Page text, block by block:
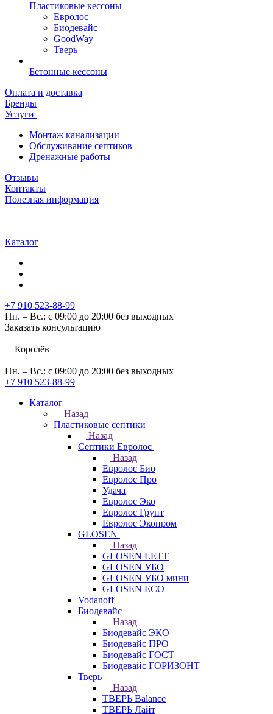
Пластиковые кессоны
Евролос
Биодевайс
GoodWay
Тверь
Бетонные кессоны
Оплата и доставка
Бренды
Услуги
Монтаж канализации
Обслуживание септиков
Дренажные работы
Отзывы
Контакты
Полезная информация
Каталог
+7 910 523-88-99
Пн. – Вс.: с 09:00 до 20:00 без выходных
Заказать консультацию
Королёв
Пн. – Вс.: с 09:00 до 20:00 без выходных
+7 910 523-88-99
Каталог
Назад
Пластиковые септики
Назад
Септики Евролос
Назад
Евролос Био
Евролос Про
Удача
Евролос Эко
Евролос Грунт
Евролос Экопром
GLOSEN
Назад
GLOSEN LETT
GLOSEN УБО
GLOSEN УБО мини
GLOSEN ECO
Vodanoff
Биодевайс
Назад
Биодевайс ЭКО
Биодевайс ПРО
Биодевайс ГОСТ
Биодевайс ГОРИЗОНТ
Тверь
Назад
ТВЕРЬ Balance
ТВЕРЬ Лайт